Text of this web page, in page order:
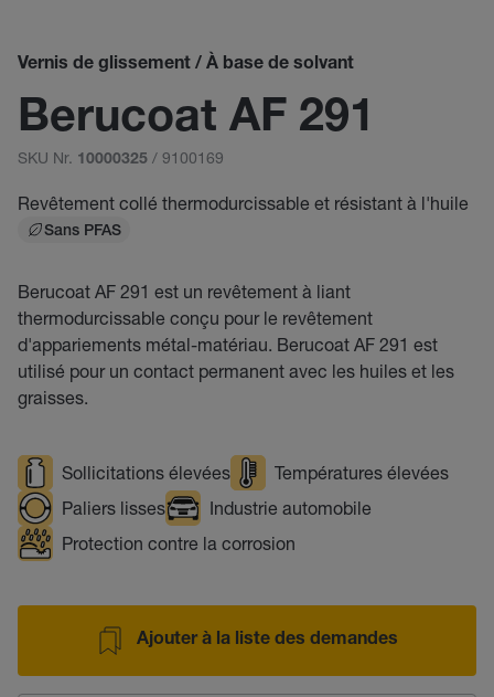
Vernis de glissement / À base de solvant
Berucoat AF 291
SKU Nr. 10000325 / 9100169
Revêtement collé thermodurcissable et résistant à l'huile
Sans PFAS
Berucoat AF 291 est un revêtement à liant
thermodurcissable conçu pour le revêtement
d'appariements métal-matériau. Berucoat AF 291 est
utilisé pour un contact permanent avec les huiles et les
graisses.
Sollicitations élevées
Températures élevées
Paliers lisses
Industrie automobile
Protection contre la corrosion
Ajouter à la liste des demandes